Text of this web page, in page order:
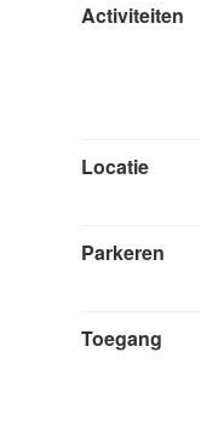
Activiteiten
Locatie
Parkeren
Toegang